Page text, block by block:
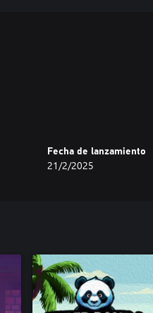
Fecha de lanzamiento
21/2/2025